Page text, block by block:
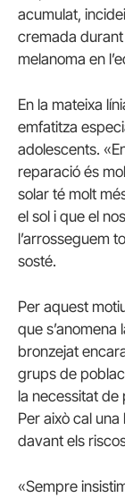
acumulat,
cremada
melanoma en
En la mateixa
emfatitza
adolescents.
reparació és
solar té molt
el sol i que el
l’arrosseguem
sosté.
Per aquest
que
bronzejat
grups de
la necessitat de
Per això cal
davant els
«Sempre